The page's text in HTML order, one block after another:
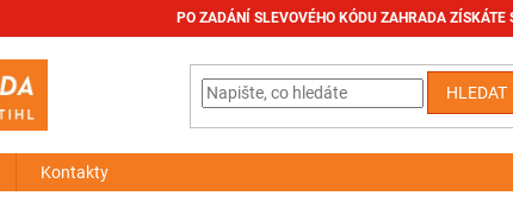
PO ZADÁNÍ SLEVOVÉHO KÓDU ZAHRADA ZÍSKÁTE
HLEDAT
Kontakty